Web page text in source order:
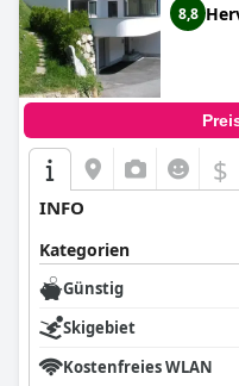
8,8
$
INFO
Kategorien
Günstig
Skigebiet
Kostenfreies WLAN